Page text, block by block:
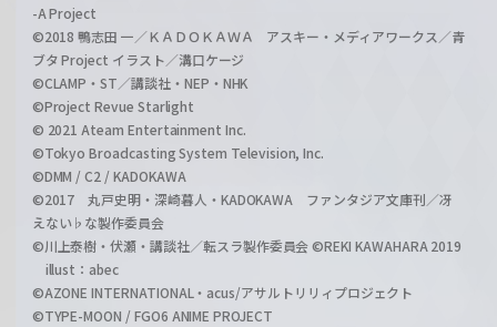
-A Project
©2018 鴨志田 一／ＫＡＤＯＫＡＷＡ アスキー・メディアワークス／青
ブタ Project イラスト／溝口ケージ
©CLAMP・ST／講談社・NEP・NHK
©Project Revue Starlight
© 2021 Ateam Entertainment Inc.
©Tokyo Broadcasting System Television, Inc.
©DMM / C2 / KADOKAWA
©2017 丸戸史明・深崎暮人・KADOKAWA ファンタジア文庫刊／冴
えない♭な製作委員会
©川上泰樹・伏瀬・講談社／転スラ製作委員会 ©REKI KAWAHARA 2019
illust：abec
©AZONE INTERNATIONAL・acus/アサルトリリィプロジェクト
©TYPE-MOON / FGO6 ANIME PROJECT